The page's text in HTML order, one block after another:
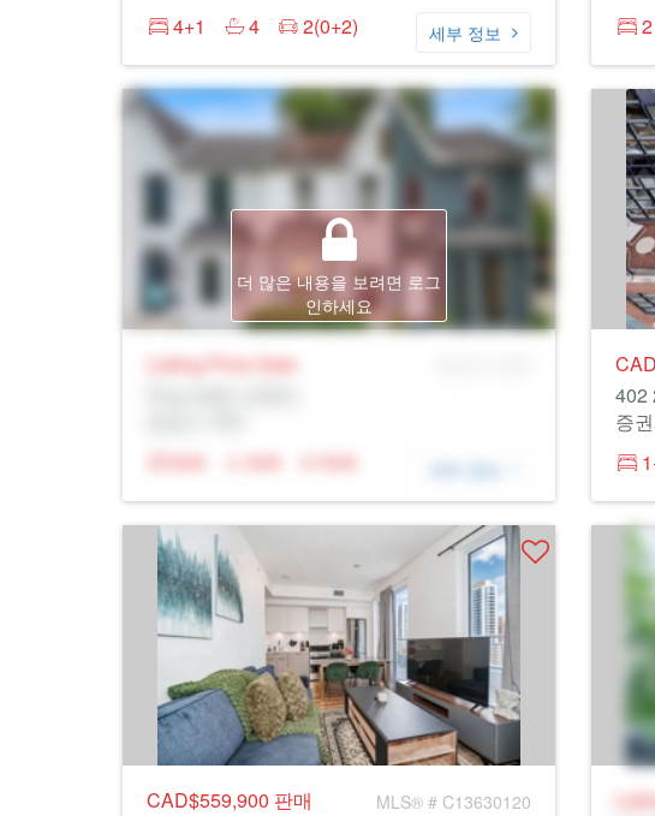
4+1
4 2(0+2) 세부 정보
2
더 많은 내용을 보려면 로그
인하세요
Listing Price Sale
N/A
N/A N/A
402
증
CAD$559,900 판매 MLS® # C13630120